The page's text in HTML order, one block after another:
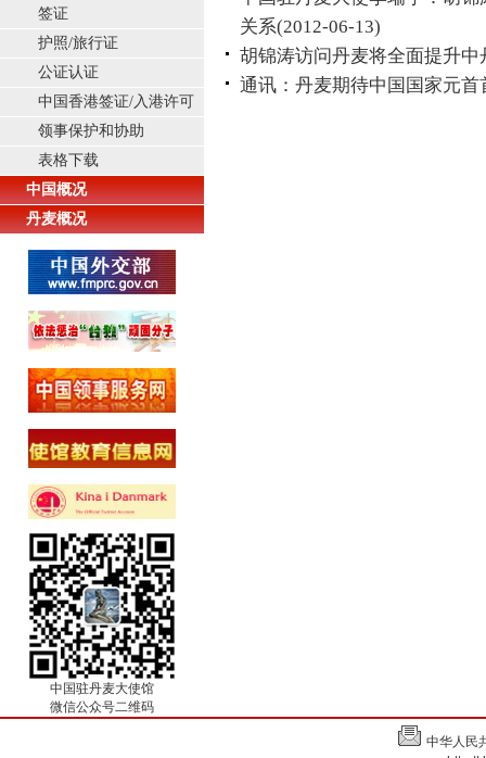
签证
护照/旅行证
公证认证
中国香港签证/入港许可
领事保护和协助
表格下载
中国概况
丹麦概况
中国驻丹麦大使馆
微信公众号二维码
关系(2012-06-13)
胡锦涛访问丹麦将全面提升中
通讯：丹麦期待中国国家元首
中华人民